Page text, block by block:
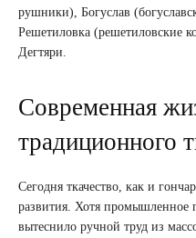
рушники), Богуслав
Решетиловка (решетиловские
Дегтяри.
Современная
традиционного
Сегодня ткачество, как и
развития. Хотя промышленное
вытеснило ручной труд из